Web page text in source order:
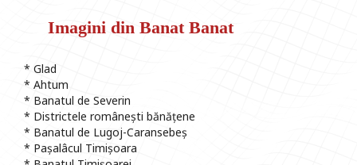
Imagini din Banat Banat
* Glad
* Ahtum
* Banatul de Severin
* Districtele românești bănățene
* Banatul de Lugoj-Caransebeș
* Pașalâcul Timișoara